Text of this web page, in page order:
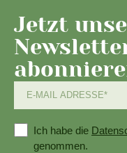
Jetzt
Ich habe die
genommen.